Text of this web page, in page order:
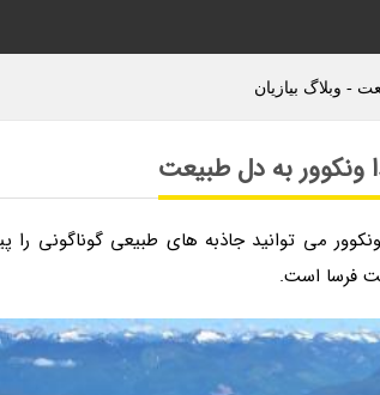
- وبلاگ بیازیان
ونکوور به دل طبیعت
می توانید جاذبه های طبیعی گوناگونی را
فرسا است.